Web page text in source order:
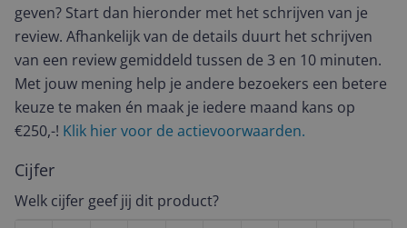
geven? Start dan hieronder met het schrijven van je
review. Afhankelijk van de details duurt het schrijven
van een review gemiddeld tussen de 3 en 10 minuten.
Met jouw mening help je andere bezoekers een betere
keuze te maken én maak je iedere maand kans op
€250,-! Klik hier voor de actievoorwaarden.
Cijfer
Welk cijfer geef jij dit product?